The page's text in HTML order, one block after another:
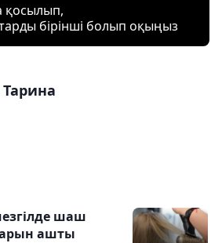
қосылып,
бірінші болып оқыңыз
шаш
ашты